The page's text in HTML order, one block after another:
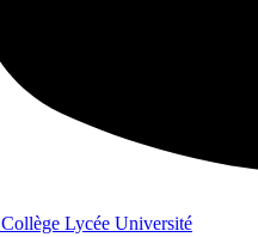
Collège Lycée Université